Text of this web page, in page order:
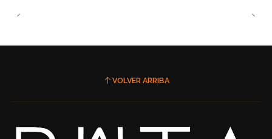
VOLVER ARRIBA